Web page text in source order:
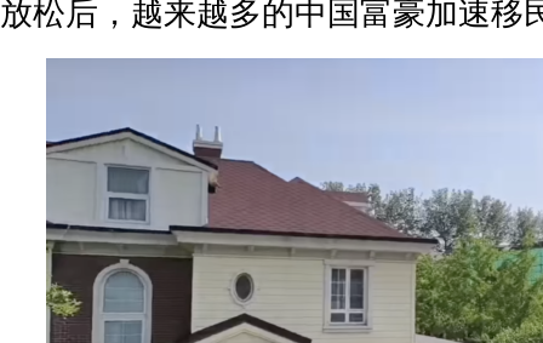
放松后，越来越多的中国富豪加速移